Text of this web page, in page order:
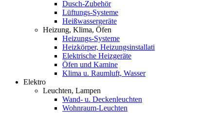
Dusch-Zubehör
Lüftungs-Systeme
Heißwassergeräte
Heizung, Klima, Öfen
Heizungs-Systeme
Heizkörper, Heizungsinstallati
Elektrische Heizgeräte
Öfen und Kamine
Klima u. Raumluft, Wasser
Elektro
Leuchten, Lampen
Wand- u. Deckenleuchten
Wohnraum-Leuchten